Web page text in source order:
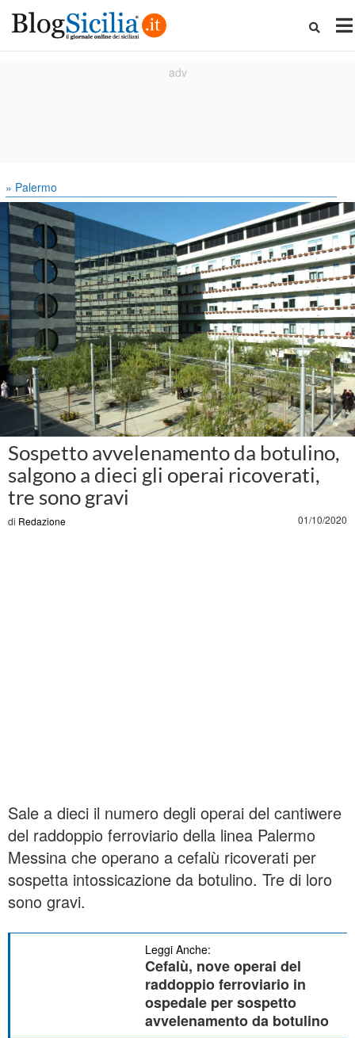
» Palermo
Sospetto avvelenamento da botulino,
salgono a dieci gli operai ricoverati,
tre sono gravi
di Redazione 01/10/2020
Sale a dieci il numero degli operai del cantiwere
del raddoppio ferroviario della linea Palermo
Messina che operano a cefalù ricoverati per
sospetta intossicazione da botulino. Tre di loro
sono gravi.
Leggi Anche:
Cefalù, nove operai del
raddoppio ferroviario in
ospedale per sospetto
avvelenamento da botulino